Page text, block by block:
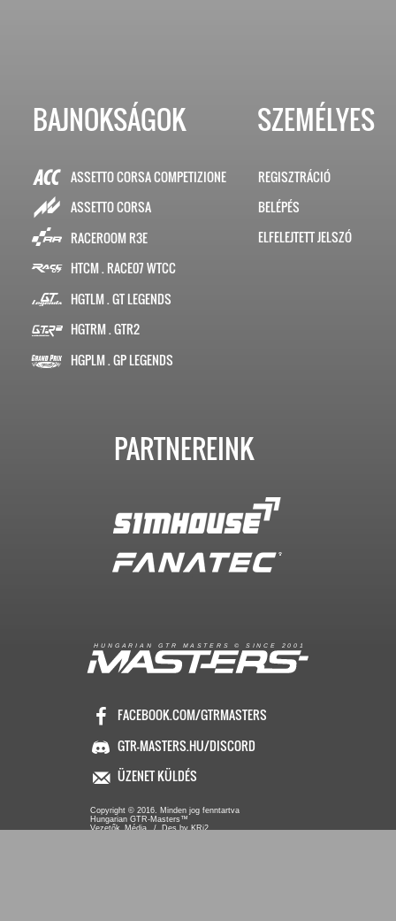
BAJNOKSÁGOK
ASSETTO CORSA COMPETIZIONE
ASSETTO CORSA
RACEROOM R3E
HTCM . RACE07 WTCC
HGTLM . GT LEGENDS
HGTRM . GTR2
HGPLM . GP LEGENDS
SZEMÉLYES
REGISZTRÁCIÓ
BELÉPÉS
ELFELEJTETT JELSZÓ
PARTNEREINK
H U N G A R I A N G T R M A S T E R S © S I N C E 2 0 0 1
FACEBOOK.COM/GTRMASTERS
GTR-MASTERS.HU/DISCORD
ÜZENET KÜLDÉS
Copyright © 2016. Minden jog fenntartva
Hungarian GTR-Masters™
Vezetők
Média / Des by KRi2